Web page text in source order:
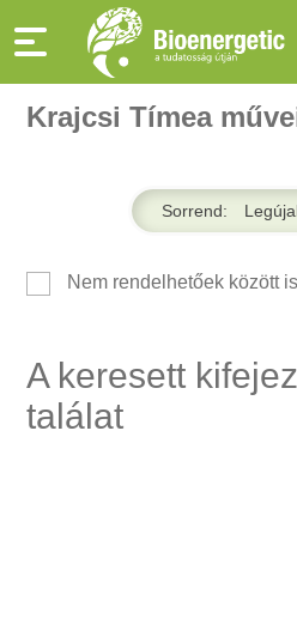
Krajcsi Tímea
Sorrend:
Nem rendelhetőek között
A keresett
találat